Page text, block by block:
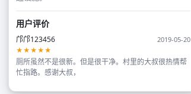
用户评价
邝邝123456
2019-05-20
★★★★★
厕所虽然不是很新。但是很干净。村里的大叔很热情帮
忙指路。感谢大叔，